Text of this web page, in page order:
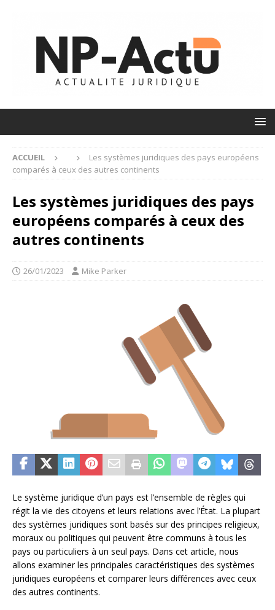
ACCUEIL
Les systèmes juridiques des pays européens
comparés à ceux des autres continents
Les systèmes juridiques des pays
européens comparés à ceux des
autres continents
26/01/2023 Mike Parker
Le système juridique d’un pays est l’ensemble de règles qui
régit la vie des citoyens et leurs relations avec l’État. La plupart
des systèmes juridiques sont basés sur des principes religieux,
moraux ou politiques qui peuvent être communs à tous les
pays ou particuliers à un seul pays. Dans cet article, nous
allons examiner les principales caractéristiques des systèmes
juridiques européens et comparer leurs différences avec ceux
des autres continents.